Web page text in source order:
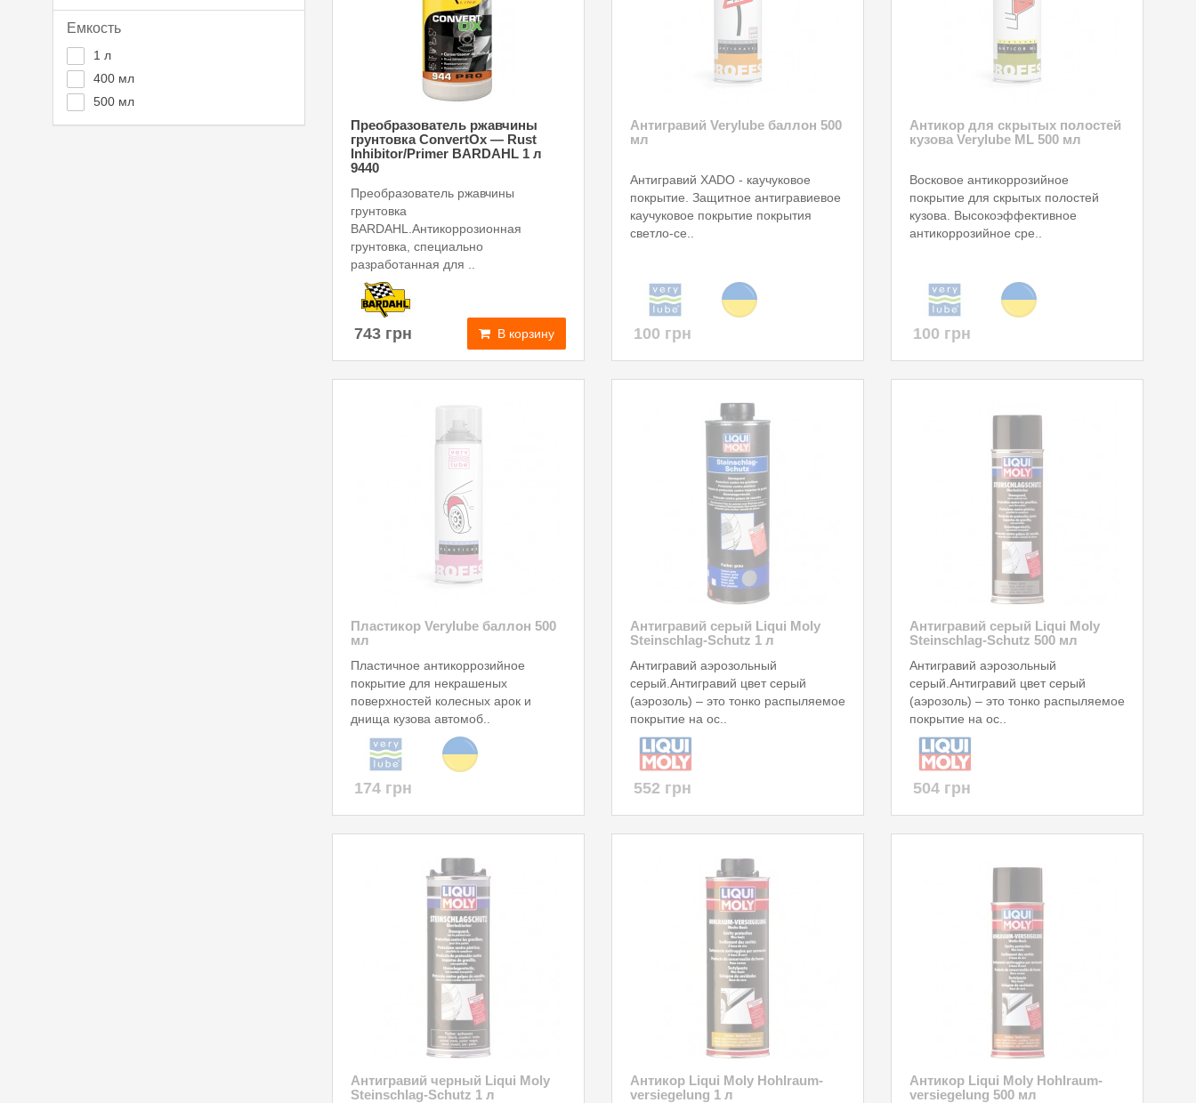
Емкость
1 л
400 мл
500 мл
Преобразователь ржавчины
грунтовка ConvertOx — Rust
Inhibitor/Primer BARDAHL 1 л
9440
Преобразователь ржавчины
грунтовка
BARDAHL.Антикоррозионная
грунтовка, специально
разработанная для ..
743 грн В корзину
Антигравий Verylube баллон 500
мл
Антигравий XADO - каучуковое
покрытие. Защитное антигравиевое
каучуковое покрытие покрытия
светло-се..
100 грн
Антикор для скрытых полостей
кузова Verylube ML 500 мл
Восковое антикоррозийное
покрытие для скрытых полостей
кузова. Высокоэффективное
антикоррозийное сре..
100 грн
Пластикор Verylube баллон 500
мл
Пластичное антикоррозийное
покрытие для некрашеных
поверхностей колесных арок и
днища кузова автомоб..
174 грн
Антигравий серый Liqui Moly
Steinschlag-Schutz 1 л
Антигравий аэрозольный
серый.Антигравий цвет серый
(аэрозоль) – это тонко распыляемое
покрытие на ос..
552 грн
Антигравий серый Liqui Moly
Steinschlag-Schutz 500 мл
Антигравий аэрозольный
серый.Антигравий цвет серый
(аэрозоль) – это тонко распыляемое
покрытие на ос..
504 грн
Антигравий черный Liqui Moly
Steinschlag-Schutz 1 л
Антикор Liqui Moly Hohlraum-
versiegelung 1 л
Антикор Liqui Moly Hohlraum-
versiegelung 500 мл